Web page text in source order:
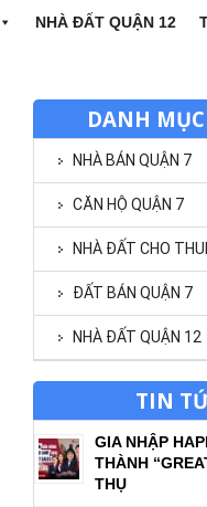
NHÀ ĐẤT QUẬN 12
DANH
NHÀ BÁN QUẬN 7
CĂN HỘ QUẬN 7
NHÀ ĐẤT CHO
ĐẤT BÁN QUẬN 7
NHÀ ĐẤT QUẬN 12
TIN
GIA NHẬP
THÀNH
THỤ